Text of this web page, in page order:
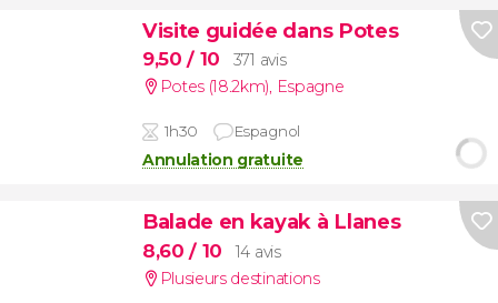
Visite guidée dans Potes
9,50/ 10
371 avis
Potes (18.2km), Espagne
1h30 Espagnol
Annulation gratuite
Balade en kayak à Llanes
8,60/ 10
14 avis
Plusieurs destinations